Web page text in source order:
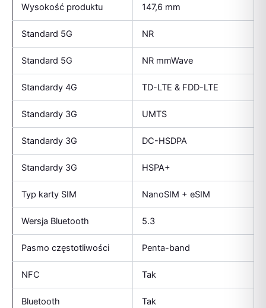
Wysokość produktu 147,6 mm
Standard 5G NR
Standard 5G NR mmWave
Standardy 4G TD-LTE & FDD-LTE
Standardy 3G UMTS
Standardy 3G DC-HSDPA
Standardy 3G HSPA+
Typ karty SIM NanoSIM + eSIM
Wersja Bluetooth 5.3
Pasmo częstotliwości Penta-band
NFC Tak
Bluetooth Tak